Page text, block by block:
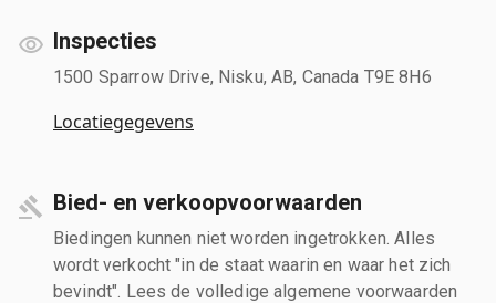
Inspecties
1500 Sparrow Drive, Nisku, AB, Canada T9E 8H6
Locatiegegevens
Bied- en verkoopvoorwaarden
Biedingen kunnen niet worden ingetrokken. Alles
wordt verkocht "in de staat waarin en waar het zich
bevindt". Lees de volledige algemene voorwaarden